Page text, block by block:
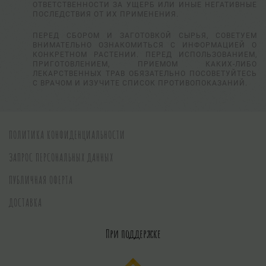
ОТВЕТСТВЕННОСТИ ЗА УЩЕРБ ИЛИ ИНЫЕ НЕГАТИВНЫЕ
ПОСЛЕДСТВИЯ ОТ ИХ ПРИМЕНЕНИЯ.
ПЕРЕД СБОРОМ И ЗАГОТОВКОЙ СЫРЬЯ, СОВЕТУЕМ
ВНИМАТЕЛЬНО ОЗНАКОМИТЬСЯ С ИНФОРМАЦИЕЙ О
КОНКРЕТНОМ РАСТЕНИИ. ПЕРЕД ИСПОЛЬЗОВАНИЕМ,
ПРИГОТОВЛЕНИЕМ, ПРИЕМОМ КАКИХ-ЛИБО
ЛЕКАРСТВЕННЫХ ТРАВ ОБЯЗАТЕЛЬНО ПОСОВЕТУЙТЕСЬ
С ВРАЧОМ И ИЗУЧИТЕ СПИСОК ПРОТИВОПОКАЗАНИЙ.
ПОЛИТИКА КОНФИДЕНЦИАЛЬНОСТИ
ЗАПРОС ПЕРСОНАЛЬНЫХ ДАННЫХ
ПУБЛИЧНАЯ ОФЕРТА
ДОСТАВКА
При поддержке